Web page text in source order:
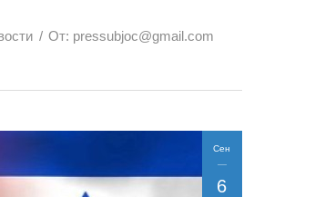
От: pressubjoc@gmail.com
Сен
6